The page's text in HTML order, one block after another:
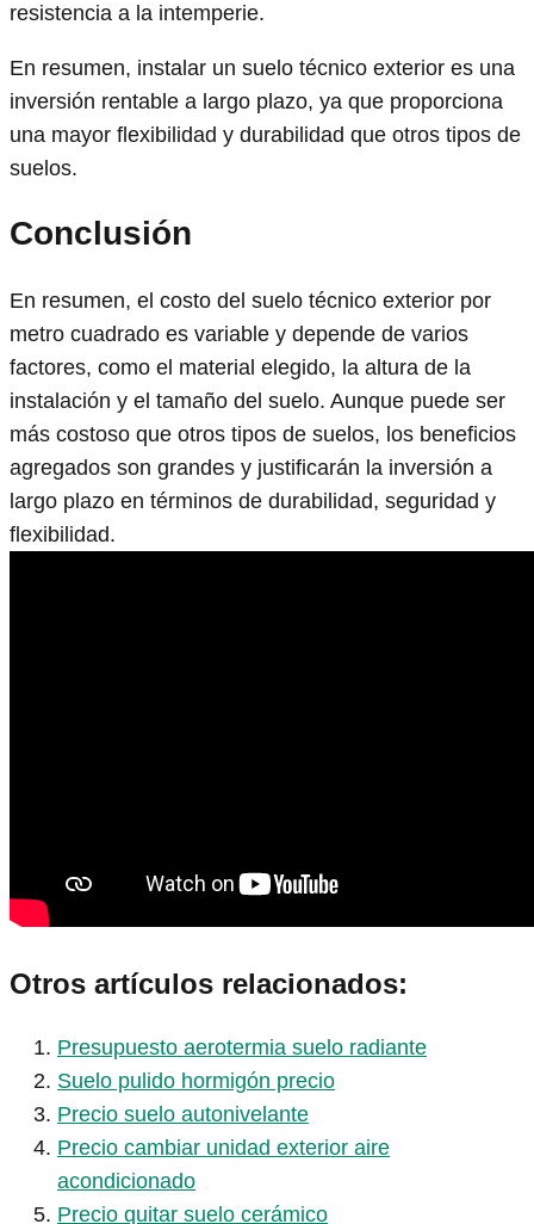
resistencia a la intemperie.
En resumen, instalar un suelo técnico exterior es una
inversión rentable a largo plazo, ya que proporciona
una mayor flexibilidad y durabilidad que otros tipos de
suelos.
Conclusión
En resumen, el costo del suelo técnico exterior por
metro cuadrado es variable y depende de varios
factores, como el material elegido, la altura de la
instalación y el tamaño del suelo. Aunque puede ser
más costoso que otros tipos de suelos, los beneficios
agregados son grandes y justificarán la inversión a
largo plazo en términos de durabilidad, seguridad y
flexibilidad.
Otros artículos relacionados:
Presupuesto aerotermia suelo radiante
Suelo pulido hormigón precio
Precio suelo autonivelante
Precio cambiar unidad exterior aire
acondicionado
Precio quitar suelo cerámico